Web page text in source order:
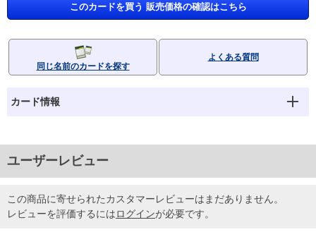
このカードを買う 販売価格の確認はこちら
同じ名前のカードを探す
よくある質問
カード情報
ユーザーレビュー
この商品に寄せられたカスタマーレビューはまだありません。
レビューを評価するにはログインが必要です。